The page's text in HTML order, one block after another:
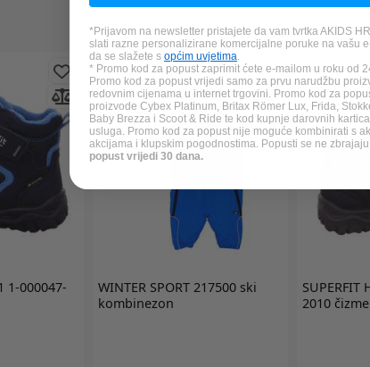
1-000047-
WINTER SPORT217500 ski
kombinezon
SUPERFIT
2010 čizme
*Prijavom na newsletter pristajete da vam tvrtka AKIDS
slati razne personalizirane komercijalne poruke na vašu
da se slažete s općim uvjetima
* Promo kod za popust zaprimit ćete e-mailom u roku od
Promo kod za popust vrijedi samo za prvu narudžbu
redovnim cijenama u internet trgovini. Promo kod za
proizvode Cybex Platinum, Britax Römer Lux, Frida,
Baby Brezza i Scoot & Ride te kod kupnje darovnih
usluga. Promo kod za popust nije moguće kombinirati s
akcijama i klupskim pogodnostima. Popusti se ne zbrajaju.
popust vrijedi 30 dana.